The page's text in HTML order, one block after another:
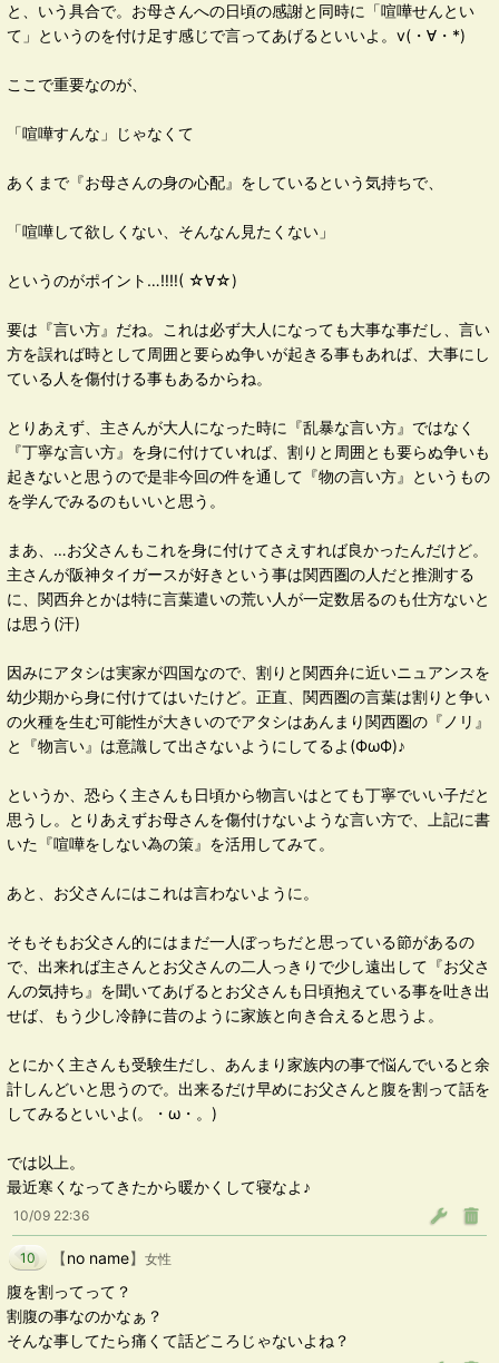
と、いう具合で。お母さんへの日頃の感謝と同時に「喧嘩せんとい
て」というのを付け足す感じで言ってあげるといいよ。v(・∀・*)
ここで重要なのが、
「喧嘩すんな」じゃなくて
あくまで『お母さんの身の心配』をしているという気持ちで、
「喧嘩して欲しくない、そんなん見たくない」
というのがポイント…‼‼( ☆∀☆)
要は『言い方』だね。これは必ず大人になっても大事な事だし、言い
方を誤れば時として周囲と要らぬ争いが起きる事もあれば、大事にし
ている人を傷付ける事もあるからね。
とりあえず、主さんが大人になった時に『乱暴な言い方』ではなく
『丁寧な言い方』を身に付けていれば、割りと周囲とも要らぬ争いも
起きないと思うので是非今回の件を通して『物の言い方』というもの
を学んでみるのもいいと思う。
まあ、…お父さんもこれを身に付けてさえすれば良かったんだけど。
主さんが阪神タイガースが好きという事は関西圏の人だと推測する
に、関西弁とかは特に言葉遣いの荒い人が一定数居るのも仕方ないと
は思う(汗)
因みにアタシは実家が四国なので、割りと関西弁に近いニュアンスを
幼少期から身に付けてはいたけど。正直、関西圏の言葉は割りと争い
の火種を生む可能性が大きいのでアタシはあんまり関西圏の『ノリ』
と『物言い』は意識して出さないようにしてるよ(ФωФ)♪
というか、恐らく主さんも日頃から物言いはとても丁寧でいい子だと
思うし。とりあえずお母さんを傷付けないような言い方で、上記に書
いた『喧嘩をしない為の策』を活用してみて。
あと、お父さんにはこれは言わないように。
そもそもお父さん的にはまだ一人ぼっちだと思っている節があるの
で、出来れば主さんとお父さんの二人っきりで少し遠出して『お父さ
んの気持ち』を聞いてあげるとお父さんも日頃抱えている事を吐き出
せば、もう少し冷静に昔のように家族と向き合えると思うよ。
とにかく主さんも受験生だし、あんまり家族内の事で悩んでいると余
計しんどいと思うので。出来るだけ早めにお父さんと腹を割って話を
してみるといいよ(。・ω・。)ゞ
では以上。
最近寒くなってきたから暖かくして寝なよ♪
10/09 22:36
10 【no name】 女性
腹を割ってって？
割腹の事なのかなぁ？
そんな事してたら痛くて話どころじゃないよね？